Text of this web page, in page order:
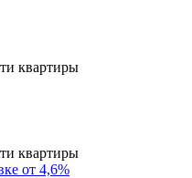
квартиры
квартиры
от 4,6%